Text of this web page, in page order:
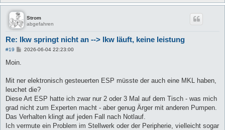
Strom
abgefahren
Re: lkw springt nicht an --> lkw läuft, keine leistung
#19
B
a
2026-06-04 22:23:00
Moin.
Mit ner elektronisch gesteuerten ESP müsste der auch eine MKL haben,
leuchet die?
Diese Art ESP hatte ich zwar nur 2 oder 3 Mal auf dem Tisch - was mich
grad nicht zum Experten macht - aber genug Ärger mit anderen Pumpen.
Das Verhalten klingt auf jeden Fall nach Notlauf.
Ich vermute ein Problem im Stellwerk oder der Peripherie, vielleicht sogar